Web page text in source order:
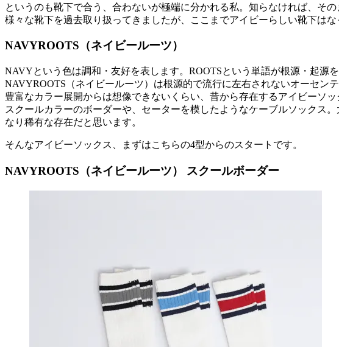
というのも靴下で合う、合わないが極端に分かれる私。知らなければ、そ
様々な靴下を過去取り扱ってきましたが、ここまでアイビーらしい靴下は
NAVYROOTS（ネイビールーツ）
NAVYという色は調和・友好を表します。ROOTSという単語が根源・起源を
NAVYROOTS（ネイビールーツ）は根源的で流行に左右されないオーセン
豊富なカラー展開からは想像できないくらい、昔から存在するアイビーソッ
スクールカラーのボーダーや、セーターを模したようなケーブルソックス
なり稀有な存在だと思います。
そんなアイビーソックス、まずはこちらの4型からのスタートです。
NAVYROOTS（ネイビールーツ） スクールボーダー